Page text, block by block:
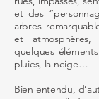
et des
arbres
et
quelques
pluies, la neige…
Bien entendu,